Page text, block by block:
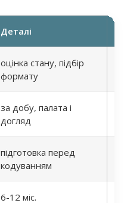
Деталі
оцінка стану, підбір
формату
за добу, палата і
догляд
підготовка перед
кодуванням
6-12 міс.